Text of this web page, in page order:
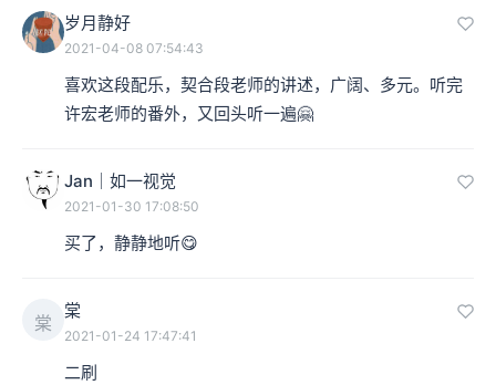
岁月静好
2021-04-08 07:54:43
喜欢这段配乐，契合段老师的讲述，广阔、多元。听完
许宏老师的番外，又回头听一遍🤗
Jan｜如一视觉
2021-01-30 17:08:50
买了，静静地听😋
棠
棠
2021-01-24 17:47:41
二刷